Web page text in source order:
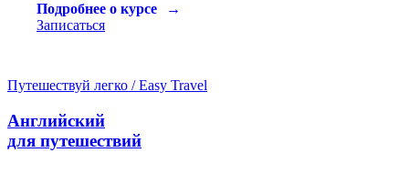
Подробнее о курсе
Записаться
Путешествуй легко / Easy Travel
Английский
для путешествий